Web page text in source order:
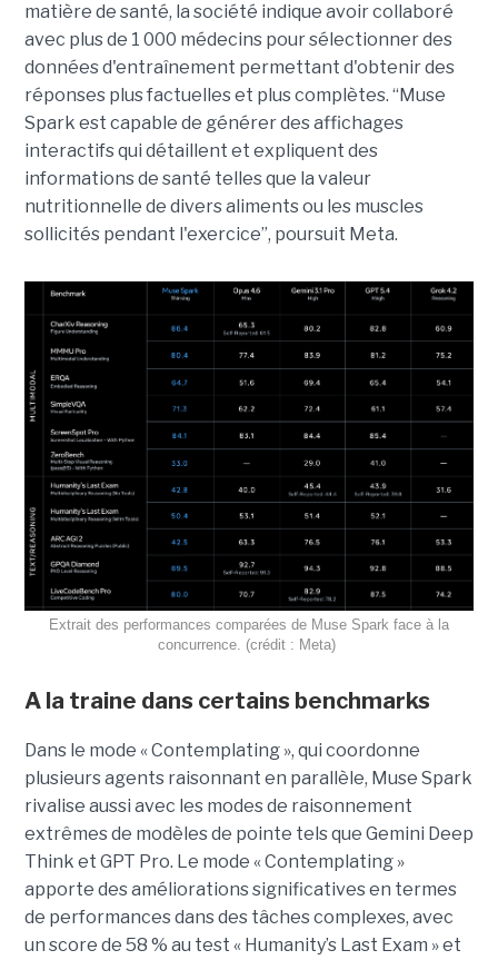
matière de santé, la société indique avoir collaboré
avec plus de 1 000 médecins pour sélectionner des
données d'entraînement permettant d'obtenir des
réponses plus factuelles et plus complètes. “Muse
Spark est capable de générer des affichages
interactifs qui détaillent et expliquent des
informations de santé telles que la valeur
nutritionnelle de divers aliments ou les muscles
sollicités pendant l'exercice”, poursuit Meta.
Extrait des performances comparées de Muse Spark face à la
concurrence. (crédit : Meta)
A la traine dans certains benchmarks
Dans le mode « Contemplating », qui coordonne
plusieurs agents raisonnant en parallèle, Muse Spark
rivalise aussi avec les modes de raisonnement
extrêmes de modèles de pointe tels que Gemini Deep
Think et GPT Pro. Le mode « Contemplating »
apporte des améliorations significatives en termes
de performances dans des tâches complexes, avec
un score de 58 % au test « Humanity’s Last Exam » et